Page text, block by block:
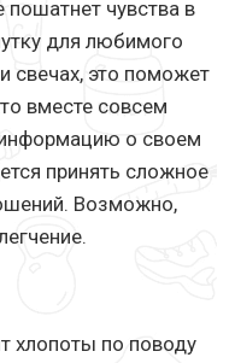
пошатнет чувства в
для любимого
свечах, это поможет
вместе совсем
о своем
принять сложное
Возможно,
хлопоты по поводу